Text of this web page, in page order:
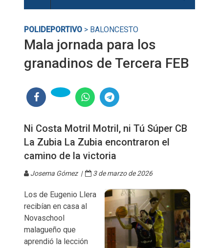
POLIDEPORTIVO > BALONCESTO
Mala jornada para los
granadinos de Tercera FEB
Ni Costa Motril Motril, ni Tú Súper CB
La Zubia La Zubia encontraron el
camino de la victoria
Josema Gómez | 3 de marzo de 2026
Los de Eugenio Llera
recibían en casa al
Novaschool
malagueño que
aprendió la lección